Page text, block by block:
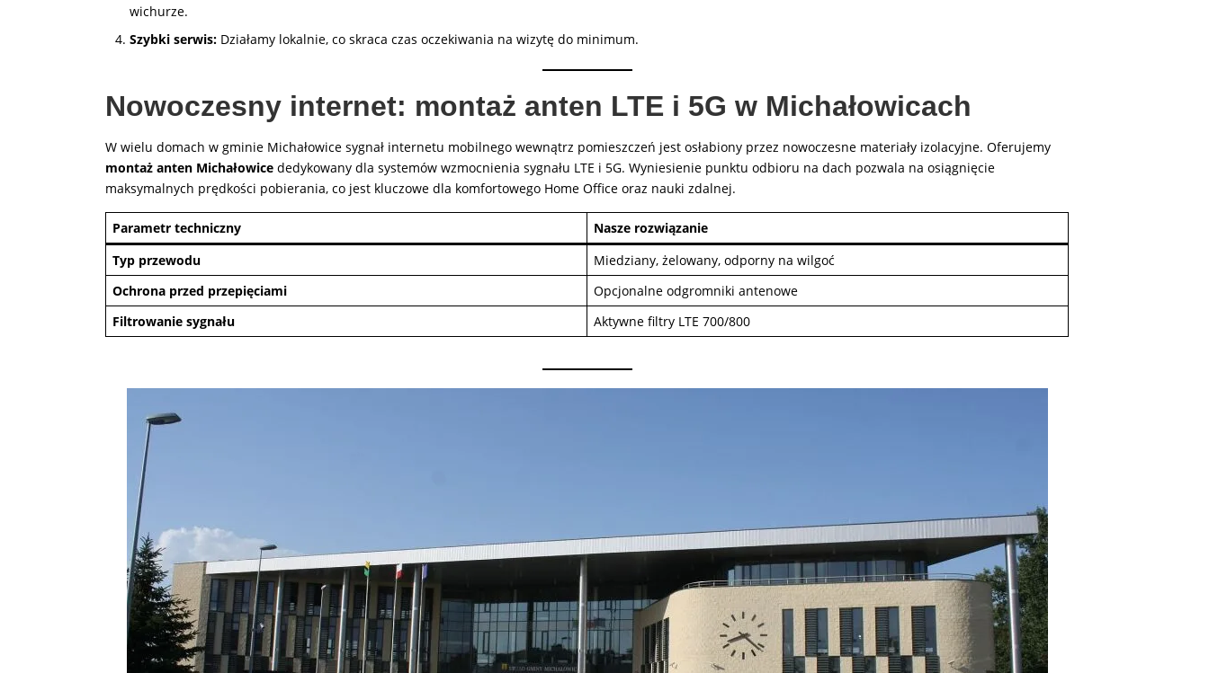
wichurze.
Szybki serwis: Działamy lokalnie, co skraca czas oczekiwania na wizytę do minimum.
Nowoczesny internet: montaż anten LTE i 5G w Michałowicach
W wielu domach w gminie Michałowice sygnał internetu mobilnego wewnątrz pomieszczeń jest osłabiony przez nowoczesne materiały izolacyjne. Oferujemy
montaż anten Michałowice dedykowany dla systemów wzmocnienia sygnału LTE i 5G. Wyniesienie punktu odbioru na dach pozwala na osiągnięcie
maksymalnych prędkości pobierania, co jest kluczowe dla komfortowego Home Office oraz nauki zdalnej.
Parametr techniczny
Nasze rozwiązanie
Typ przewodu
Miedziany, żelowany, odporny na wilgoć
Ochrona przed przepięciami
Opcjonalne odgromniki antenowe
Filtrowanie sygnału
Aktywne filtry LTE 700/800